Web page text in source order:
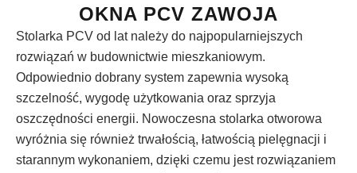
OKNA PCV ZAWOJA
Stolarka PCV od lat należy do najpopularniejszych
rozwiązań w budownictwie mieszkaniowym.
Odpowiednio dobrany system zapewnia wysoką
szczelność, wygodę użytkowania oraz sprzyja
oszczędności energii. Nowoczesna stolarka otworowa
wyróżnia się również trwałością, łatwością pielęgnacji i
starannym wykonaniem, dzięki czemu jest rozwiązaniem